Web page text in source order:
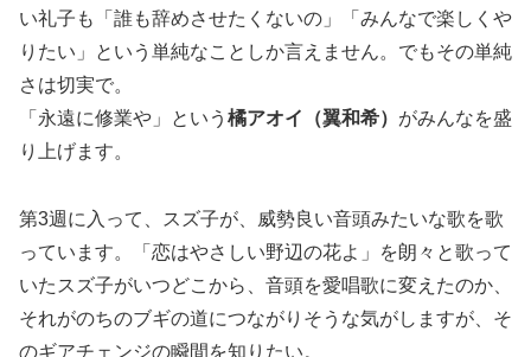
い礼子も「誰も辞めさせたくないの」「みんなで楽しくや
りたい」という単純なことしか言えません。でもその単純
さは切実で。
「永遠に修業や」という 橘アオイ（翼和希） がみんなを盛
り上げます。
第3週に入って、スズ子が、威勢良い音頭みたいな歌を歌
っています。「恋はやさしい野辺の花よ」を朗々と歌って
いたスズ子がいつどこから、音頭を愛唱歌に変えたのか、
それがのちのブギの道につながりそうな気がしますが、そ
のギアチェンジの瞬間を知りたい。